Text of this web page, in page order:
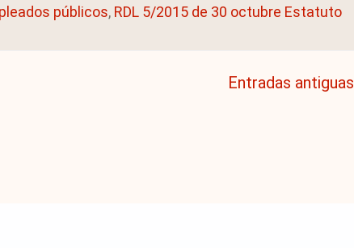
públicos, RDL 5/2015 de 30 octubre Estatuto
Entradas antiguas